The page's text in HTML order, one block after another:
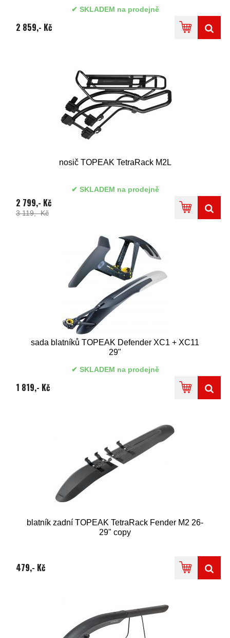
SKLADEM na prodejně
2 859,- Kč
nosič TOPEAK TetraRack M2L
SKLADEM na prodejně
2 799,- Kč
3 119,- Kč
sada blatníků TOPEAK Defender XC1 + XC11
29"
SKLADEM na prodejně
1 819,- Kč
blatník zadní TOPEAK TetraRack Fender M2 26-
29" copy
479,- Kč